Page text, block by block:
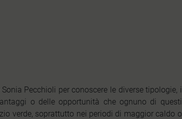
Sonia Pecchioli per conoscere le diverse tipologie, i
o delle opportunità che ognuno di questi
verde, soprattutto nei periodi di maggior caldo o